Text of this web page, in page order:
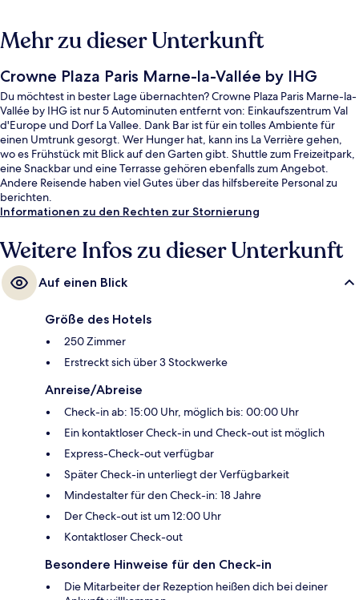
Mehr zu dieser Unterkunft
Crowne Plaza Paris Marne-la-Vallée by IHG
Du möchtest in bester Lage übernachten? Crowne Plaza Paris Marne-la-
Vallée by IHG ist nur 5 Autominuten entfernt von: Einkaufszentrum Val
d'Europe und Dorf La Vallee. Dank Bar ist für ein tolles Ambiente für
einen Umtrunk gesorgt. Wer Hunger hat, kann ins La Verrière gehen,
wo es Frühstück mit Blick auf den Garten gibt. Shuttle zum Freizeitpark,
eine Snackbar und eine Terrasse gehören ebenfalls zum Angebot.
Andere Reisende haben viel Gutes über das hilfsbereite Personal zu
berichten.
Informationen zu den Rechten zur Stornierung
Weitere Infos zu dieser Unterkunft
Auf einen Blick
Größe des Hotels
250 Zimmer
Erstreckt sich über 3 Stockwerke
Anreise/Abreise
Check-in ab: 15:00 Uhr, möglich bis: 00:00 Uhr
Ein kontaktloser Check-in und Check-out ist möglich
Express-Check-out verfügbar
Später Check-in unterliegt der Verfügbarkeit
Mindestalter für den Check-in: 18 Jahre
Der Check-out ist um 12:00 Uhr
Kontaktloser Check-out
Besondere Hinweise für den Check-in
Die Mitarbeiter der Rezeption heißen dich bei deiner